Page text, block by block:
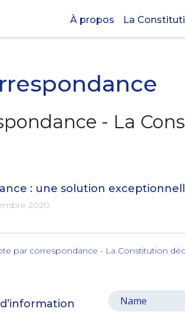
À propos La
- La
: une solution
2020.
par correspondance - La Constitution